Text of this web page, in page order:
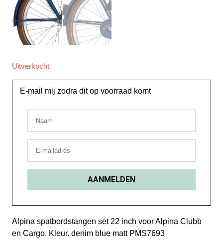
Uitverkocht
E-mail mij zodra dit op voorraad komt
Alpina spatbordstangen set 22 inch voor Alpina Clubb
en Cargo. Kleur. denim blue matt PMS7693